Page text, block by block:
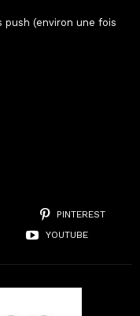
(environ une fois
PINTEREST
YOUTUBE